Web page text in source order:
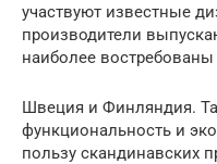
участвуют известные
производители
наиболее востребованы
Швеция и Финляндия.
функциональность и
пользу скандинавских